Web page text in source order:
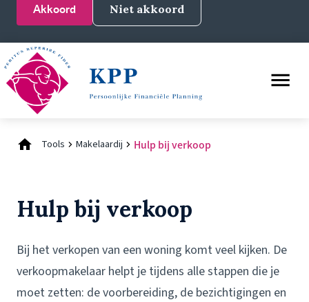
Akkoord Niet akkoord
Tools Makelaardij Hulp bij verkoop
Hulp bij verkoop
Bij het verkopen van een woning komt veel kijken. De
verkoopmakelaar helpt je tijdens alle stappen die je
moet zetten: de voorbereiding, de bezichtigingen en